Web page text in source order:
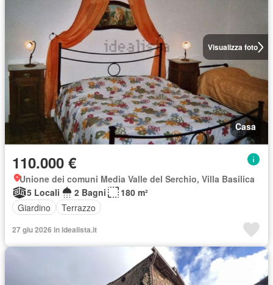
Visualizza foto
Casa
110.000 €
Unione dei comuni Media Valle del Serchio, Villa Basilica
5 Locali
2 Bagni
180 m²
Giardino
Terrazzo
27 giu 2026 in idealista.it